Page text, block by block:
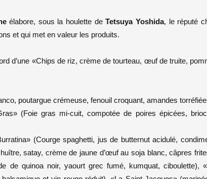
élabore, sous la houlette deTetsuya Yoshida, le réputé
et qui met en valeur les produits.
d’une «Chips de riz, crème de tourteau, œuf de truite,
poutargue crémeuse, fenouil croquant, amandes
(Foie gras mi-cuit, compotée de poires épicées,
(Courge spaghetti, jus de butternut acidulé,
satay, crème de jaune d’œuf au soja blanc, câpres
de quinoa noir, yaourt grec fumé, kumquat, ciboulette),